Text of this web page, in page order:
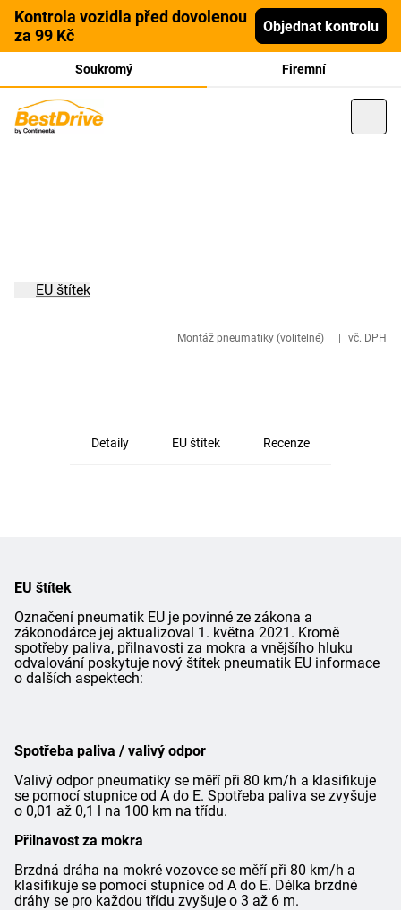
Kontrola vozidla před dovolenou
za 99 Kč
Objednat kontrolu
Soukromý Firemní
Montáž pneumatiky (volitelné) vč. DPH
EU štítek
Detaily EU štítek Recenze
EU štítek
Označení pneumatik EU je povinné ze zákona a
zákonodárce jej aktualizoval 1. května 2021. Kromě
spotřeby paliva, přilnavosti za mokra a vnějšího hluku
odvalování poskytuje nový štítek pneumatik EU informace
o dalších aspektech:
Spotřeba paliva / valivý odpor
Valivý odpor pneumatiky se měří při 80 km/h a klasifikuje
se pomocí stupnice od A do E. Spotřeba paliva se zvyšuje
o 0,01 až 0,1 l na 100 km na třídu.
Přilnavost za mokra
Brzdná dráha na mokré vozovce se měří při 80 km/h a
klasifikuje se pomocí stupnice od A do E. Délka brzdné
dráhy se pro každou třídu zvyšuje o 3 až 6 m.